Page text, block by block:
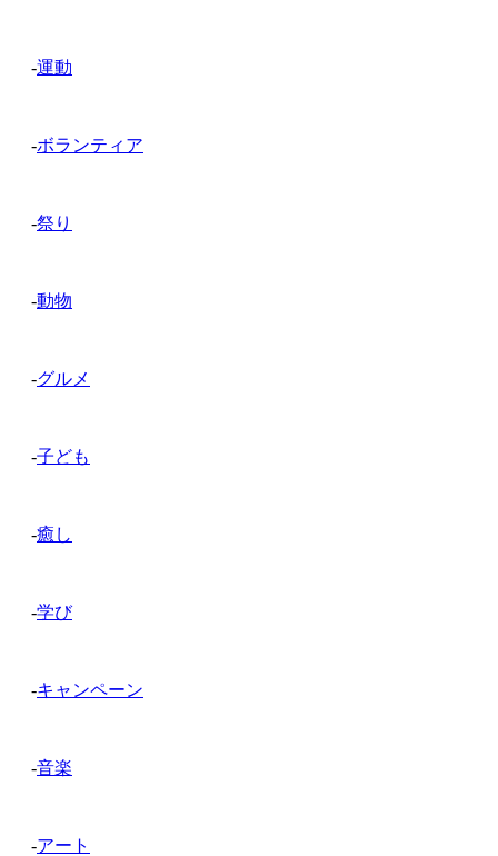
-運動
-ボランティア
-祭り
-動物
-グルメ
-子ども
-癒し
-学び
-キャンペーン
-音楽
-アート